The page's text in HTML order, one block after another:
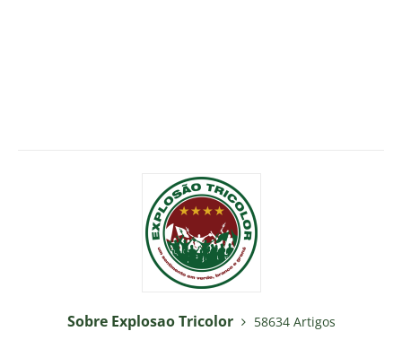
Sobre Explosao Tricolor
58634 Artigos